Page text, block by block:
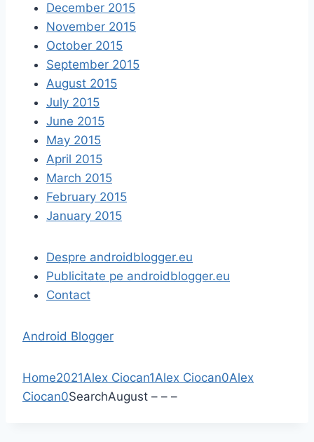
December 2015
November 2015
October 2015
September 2015
August 2015
July 2015
June 2015
May 2015
April 2015
March 2015
February 2015
January 2015
Despre androidblogger.eu
Publicitate pe androidblogger.eu
Contact
Android Blogger
Home2021Alex Ciocan1Alex Ciocan0Alex
Ciocan0SearchAugust – – –